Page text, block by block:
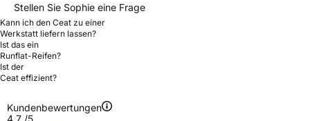
Stellen Sie Sophie eine Frage
Kann ich den Ceat zu einer
Werkstatt liefern lassen?
Ist das ein
Runflat-Reifen?
Ist der
Ceat effizient?
Kundenbewertungen
4,7 /5